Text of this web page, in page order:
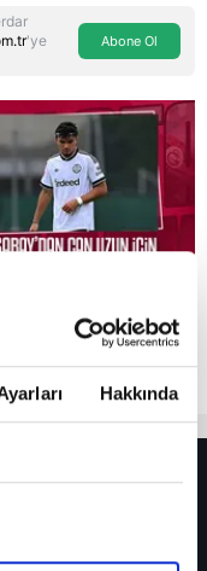
Hakkında
'ye
Abone Ol
gelmişti
için olay sözler!